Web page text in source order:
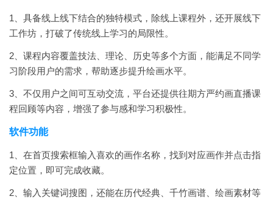
1、具备线上线下结合的独特模式，除线上课程外，还开展线下
工作坊，打破了传统线上学习的局限性。
2、课程内容覆盖技法、理论、历史等多个方面，能满足不同学
习阶段用户的需求，帮助逐步提升绘画水平。
3、不仅用户之间可互动交流，平台还提供往期方严约画直播课
程回顾等内容，增强了参与感和学习积极性。
软件功能
1、在首页搜索框输入喜欢的画作名称，找到对应画作并点击指
定位置，即可完成收藏。
2、输入关键词搜图，还能在历代经典、千竹画谱、绘画素材等